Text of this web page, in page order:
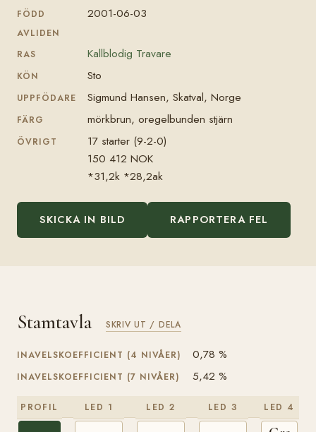
FÖDD 2001-06-03
AVLIDEN
RAS
Kallblodig Travare
KÖN Sto
UPPFÖDARE Sigmund Hansen, Skatval, Norge
FÄRG mörkbrun, oregelbunden stjärn
ÖVRIGT
17 starter (9-2-0)
150 412 NOK
*31,2k *28,2ak
SKICKA IN BILD RAPPORTERA FEL
Stamtavla SKRIV UT / DELA
INAVELSKOEFFICIENT (4 NIVÅER) 0,78 %
INAVELSKOEFFICIENT (7 NIVÅER) 5,42 %
PROFIL LED 1 LED 2 LED 3 LED 4